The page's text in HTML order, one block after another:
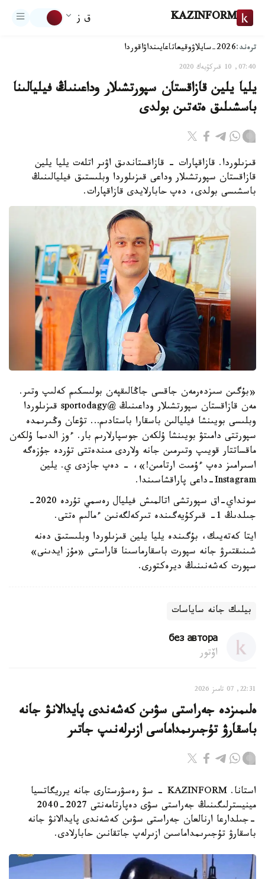
KAZINFORM ق ز
ترەند:2026-سايلاۋ وقيعاتاعايىنداۋاقوردا
07:40, 10 قىركۇيەك 2020
يليا يلين قازاقستان سپورتشىلار وداعىنىڭ فيليالىنا
باسشىلىق ەتەتىن بولدى
قىزىلوردا. قازاقپارات - قازاقستاندىق اۋىر اتلەت يليا يلين
قازاقستان سپورتشىلار وداعى قىزىلوردا وبلىستىق فيليالىنىڭ
باسشىسى بولدى، دەپ حابارلايدى قازاقپارات.
«بۇگىن سىزدەرمەن جاقسى جاڭالىقپەن بولىسكىم كەلىپ وتىر.
مەن قازاقستان سپورتشىلار وداعىنىڭ @sportodagy قىزىلوردا
وبلىسى بويىنشا فيليالىن باسقارا باستادىم… تۋعان وڭىرىمدە
سپورتتى دامىتۋ بويىنشا ۇلكەن جوسپارلارىم بار. ءوز الدىما ۇلكەن
ماقساتتار قويىپ وتىرمىن جانە ولاردى مىندەتتى تۇردە جۇزەگە
اسىرامىز دەپ ءۇمىت ارتامىن!»، - دەپ جازدى ي. يلين
Instagram-داعى پاراقشاسىندا.
سونداي-اق سپورتشى اتالمىش فيليال رەسمي تۇردە 2020-
جىلدىڭ 1- قىركۇيەگىندە تىركەلگەنىن ءمالىم ەتتى.
ايتا كەتەيىك، بۇگىندە يليا يلين قىزىلوردا وبلىستىق دەنە
شىنىقتىرۋ جانە سپورت باسقارماسىنا قاراستى «مۇز ايدىنى»
سپورت كەشەنىنىڭ ديرەكتورى.
بيلىك جانە ساياسات
без автора
اۆتور
22:31, 07 تامىز 2026
ەلىمىزدە جەراستى سۋىن كەشەندى پايدالانۋ جانە
باسقارۋ تۇجىرىمداماسى ازىرلەنىپ جاتىر
استانا. KAZINFORM - سۋ رەسۋرستارى جانە يرريگاتسيا
مينيسترلىگىنىڭ جەراستى سۋى دەپارتامەنتى 2027-2040
-جىلدارعا ارنالعان جەراستى سۋىن كەشەندى پايدالانۋ جانە
باسقارۋ تۇجىرىمداماسىن ازىرلەپ جاتقانىن حابارلادى.